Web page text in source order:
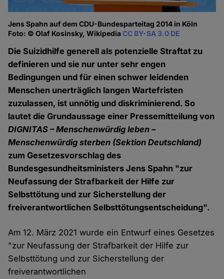
Jens Spahn auf dem CDU-Bundesparteitag 2014 in Köln
Foto: © Olaf Kosinsky, WikipediaCC BY-SA 3.0 DE
Die Suizidhilfe generell als potenzielle Straftat zu
definieren und sie nur unter sehr engen
Bedingungen und für einen schwer leidenden
Menschen unerträglich langen Wartefristen
zuzulassen, ist unnötig und diskriminierend. So
lautet die Grundaussage einer Pressemitteilung von
DIGNITAS – Menschenwürdig leben –
Menschenwürdig sterben (Sektion Deutschland)
zum Gesetzesvorschlag des
Bundesgesundheitsministers Jens Spahn "zur
Neufassung der Strafbarkeit der Hilfe zur
Selbsttötung und zur Sicherstellung der
freiverantwortlichen Selbsttötungsentscheidung".
Am 12. März 2021 wurde ein Entwurf eines Gesetzes
"zur Neufassung der Strafbarkeit der Hilfe zur
Selbsttötung und zur Sicherstellung der
freiverantwortlichen